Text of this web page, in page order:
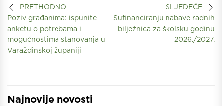
PRETHODNO
Poziv građanima: ispunite
anketu o potrebama i
mogućnostima stanovanja u
Varaždinskoj županiji
SLJEDEĆE
Sufinanciranju nabave radnih
bilježnica za školsku godinu
2026./2027.
Najnovije novosti